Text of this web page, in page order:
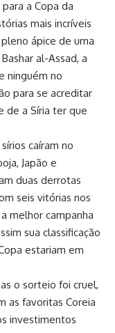
a Copa da
mais incríveis
ápice de uma
al-Assad, a
ninguém no
para se acreditar
de a Síria ter que
caíram no
Japão e
duas derrotas
seis vitórias nos
melhor campanha
sua classificação
estariam em
o sorteio foi cruel,
as favoritas Coreia
investimentos